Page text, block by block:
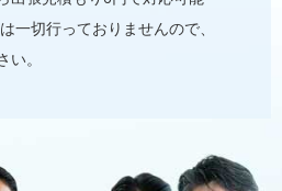
⼀切⾏っておりませんので、
。